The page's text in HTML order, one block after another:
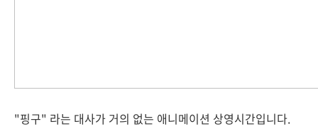
"핑구" 라는 대사가 거의 없는 애니메이션 상영시간입니다.